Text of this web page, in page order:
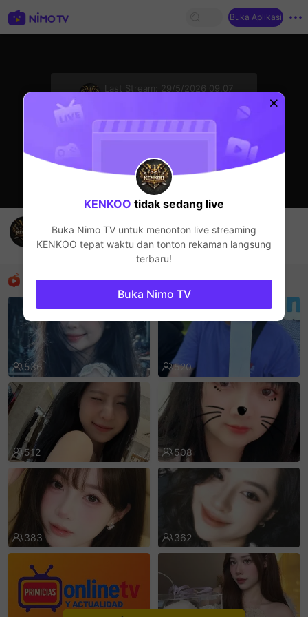
Buka Aplikasi
Last Stream:
29/5/2026 09.07
KENKOO
Live Show
Rekomendasi
536 520
512 508
383 362
KENKOO tidak sedang live
Buka Nimo TV untuk menonton live streaming
KENKOO tepat waktu dan tonton rekaman langsung
terbaru!
Buka Nimo TV
sentinelEnd